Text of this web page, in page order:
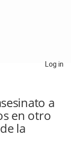
Log in
a
en otro
la